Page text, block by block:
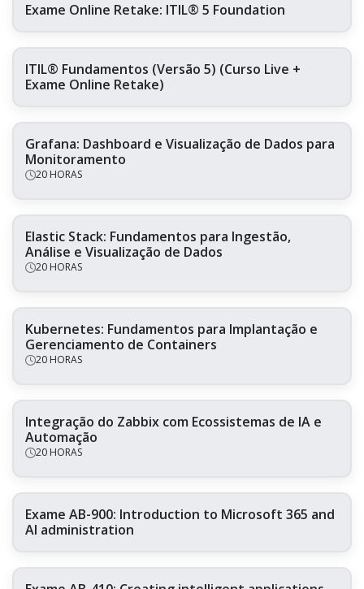
Exame Online Retake: ITIL® 5 Foundation
ITIL® Fundamentos (Versão 5) (Curso Live +
Exame Online Retake)
Grafana: Dashboard e Visualização de Dados para
Monitoramento
20 HORAS
Elastic Stack: Fundamentos para Ingestão,
Análise e Visualização de Dados
20 HORAS
Kubernetes: Fundamentos para Implantação e
Gerenciamento de Containers
20 HORAS
Integração do Zabbix com Ecossistemas de IA e
Automação
20 HORAS
Exame AB-900: Introduction to Microsoft 365 and
AI administration